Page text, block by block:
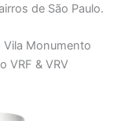
de São Paulo.
Monumento
VRF & VRV